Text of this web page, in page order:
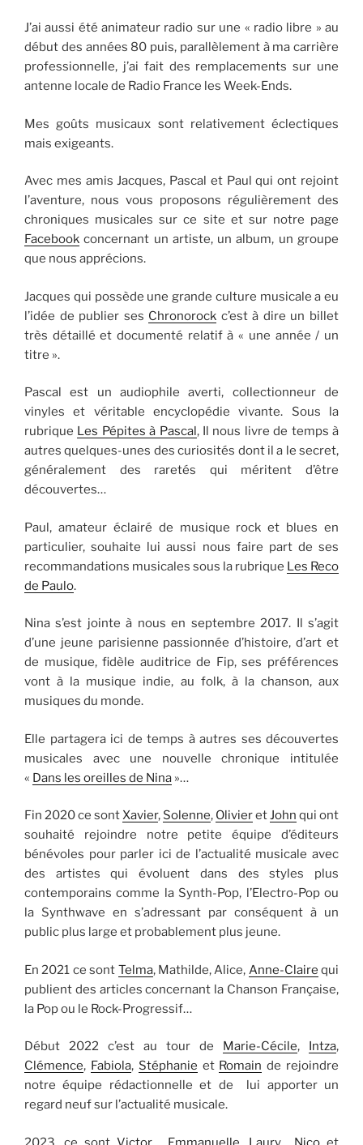
J’ai aussi été animateur radio sur une « radio libre » au
début des années 80 puis, parallèlement à ma carrière
professionnelle, j’ai fait des remplacements sur une
antenne locale de Radio France les Week-Ends.
Mes goûts musicaux sont relativement éclectiques
mais exigeants.
Avec mes amis Jacques, Pascal et Paul qui ont rejoint
l’aventure, nous vous proposons régulièrement des
chroniques musicales sur ce site et sur notre page
Facebook concernant un artiste, un album, un groupe
que nous apprécions.
Jacques qui possède une grande culture musicale a eu
l’idée de publier ses Chronorock c’est à dire un billet
très détaillé et documenté relatif à « une année / un
titre ».
Pascal est un audiophile averti, collectionneur de
vinyles et véritable encyclopédie vivante. Sous la
rubrique Les Pépites à Pascal , Il nous livre de temps à
autres quelques-unes des curiosités dont il a le secret,
généralement des raretés qui méritent d’être
découvertes…
Paul, amateur éclairé de musique rock et blues en
particulier, souhaite lui aussi nous faire part de ses
recommandations musicales sous la rubrique Les Reco
de Paulo.
Nina s’est jointe à nous en septembre 2017. Il s’agit
d’une jeune parisienne passionnée d’histoire, d’art et
de musique, fidèle auditrice de Fip, ses préférences
vont à la musique indie, au folk, à la chanson, aux
musiques du monde.
Elle partagera ici de temps à autres ses découvertes
musicales avec une nouvelle chronique intitulée
« Dans les oreilles de Nina »…
Fin 2020 ce sontXavier, Solenne, OlivieretJohn qui ont
souhaité rejoindre notre petite équipe d’éditeurs
bénévoles pour parler ici de l’actualité musicale avec
des artistes qui évoluent dans des styles plus
contemporains comme la Synth-Pop, l’Electro-Pop ou
la Synthwave en s’adressant par conséquent à un
public plus large et probablement plus jeune.
En 2021 ce sont Telma, Mathilde, Alice, Anne-Claire qui
publient des articles concernant la Chanson Française,
la Pop ou le Rock-Progressif…
Début 2022 c’est au tour de Marie-Cécile, Intza,
Clémence, Fabiola, Stéphanie et Romain de rejoindre
notre équipe rédactionnelle et de lui apporter un
regard neuf sur l’actualité musicale.